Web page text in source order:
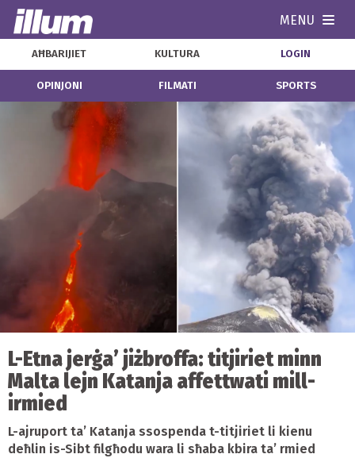
MENU
AĦBARIJIET KULTURA LOGIN
OPINJONI FILMATI SPORTS
L-Etna jerġa’ jiżbroffa: titjiriet minn
Malta lejn Katanja affettwati mill-
irmied
L-ajruport ta’ Katanja ssospenda t-titjiriet li kienu
deħlin is-Sibt filgħodu wara li sħaba kbira ta’ rmied